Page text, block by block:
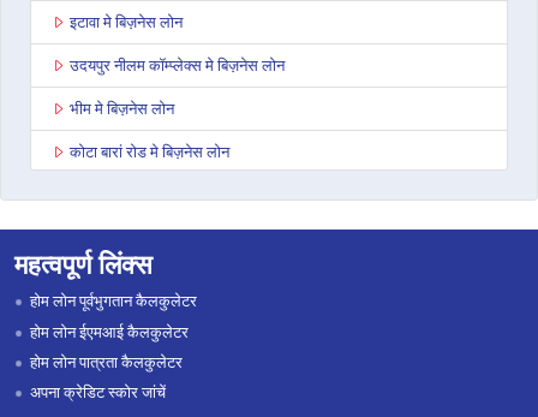
इटावा मे बिज़नेस लोन
उदयपुर नीलम कॉम्प्लेक्स मे बिज़नेस लोन
भीम मे बिज़नेस लोन
कोटा बारां रोड मे बिज़नेस लोन
जोधपुर पाओटा मे बिज़नेस लोन
भरतपुर मे बिज़नेस लोन
सवाई माधोपुर मे बिज़नेस लोन
महत्वपूर्ण लिंक्स
होम लोन पूर्वभुगतान कैलकुलेटर
होम लोन ईएमआई कैलकुलेटर
होम लोन पात्रता कैलकुलेटर
अपना क्रेडिट स्कोर जांचें